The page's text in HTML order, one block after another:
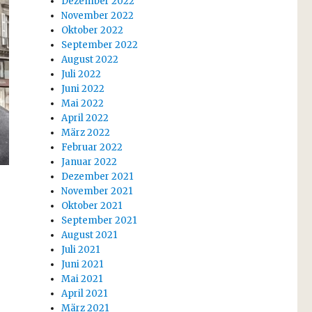
November 2022
Oktober 2022
September 2022
August 2022
Juli 2022
Juni 2022
Mai 2022
April 2022
März 2022
Februar 2022
Januar 2022
Dezember 2021
November 2021
Oktober 2021
September 2021
August 2021
Juli 2021
Juni 2021
Mai 2021
April 2021
März 2021